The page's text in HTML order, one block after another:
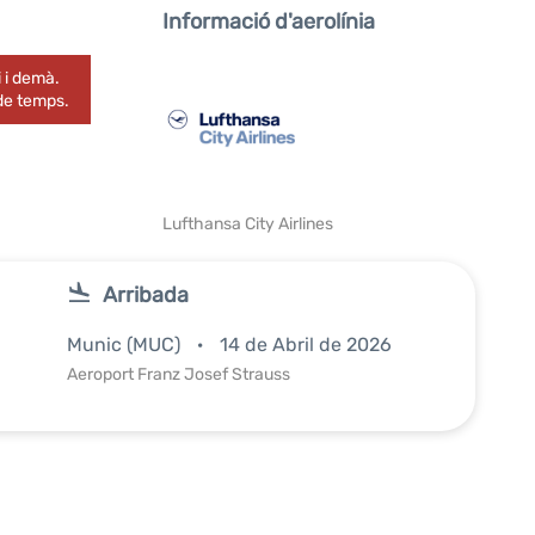
demà.
temps.
Informació d'aerolínia
Lufthansa City Airlines
Arribada
Munic (MUC) 14 de Abril de 2026
Aeroport Franz Josef Strauss